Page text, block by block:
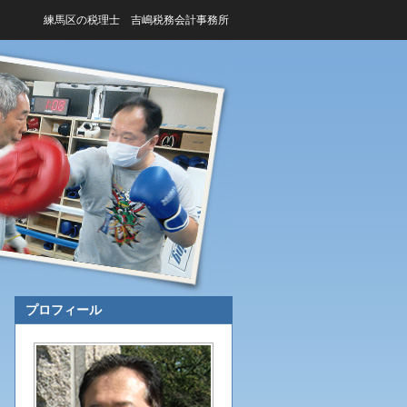
練馬区の税理士 吉嶋税務会計事務所
プロフィール